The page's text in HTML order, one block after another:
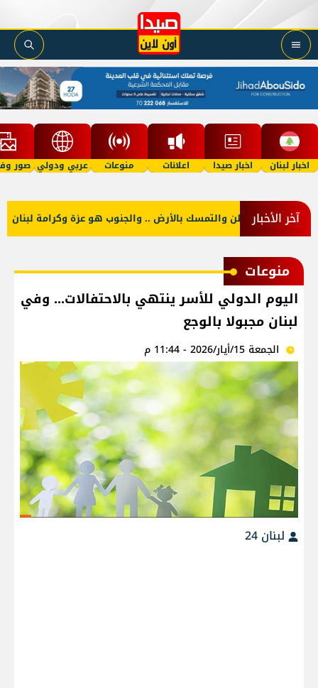
اخبار لبنان اخبار صيدا اعلانات منوعات عربي ودولي صور
آخر الأخبار
حب الوطن والتمسك بالأرض .. والجنوب هو عزة وكرامة لبنان
منوعات
اليوم الدولي للأسر ينتهي بالاحتفالات... وفي
لبنان مجبولا بالوجع
الجمعة 15/أيار/2026 - 11:44 م
لبنان 24